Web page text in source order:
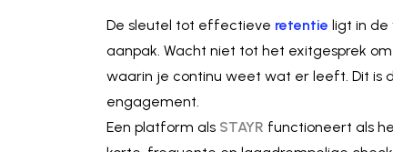
De sleutel tot effectieve retentie ligt in
aanpak. Wacht niet tot het exitgesprek
waarin je continu weet wat er leeft. Dit is
engagement.
Een platform als STAYR functioneert als